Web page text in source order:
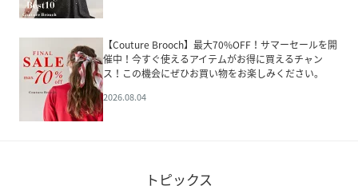
【Couture Brooch】最大70%OFF！サマーセールを開
催中！今すぐ使えるアイテムがお得に買えるチャン
ス！この機会にぜひお買い物をお楽しみください。
2026.08.04
トピックス